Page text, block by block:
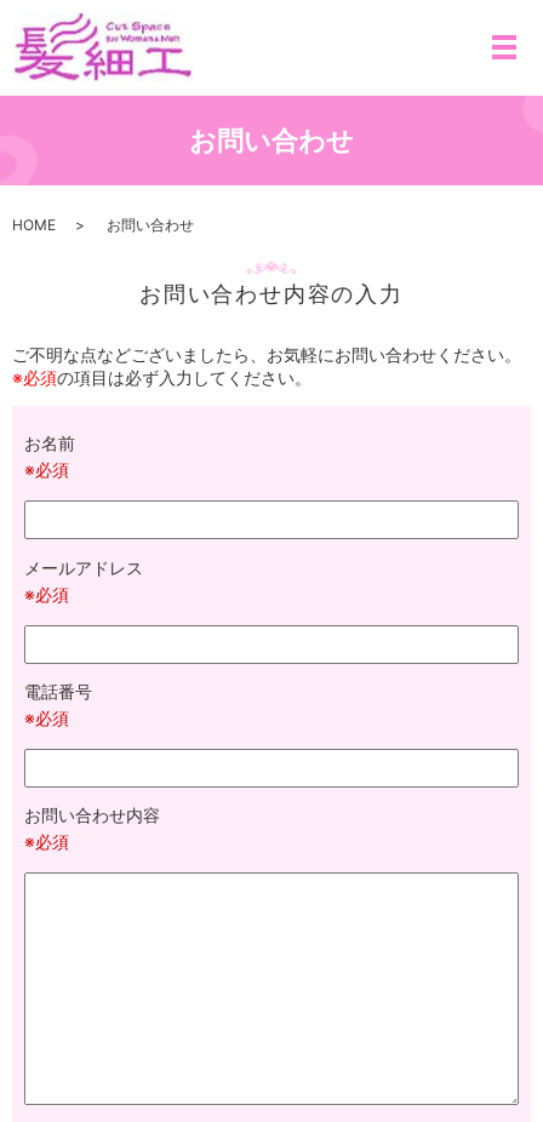
メ
お問い合わせ
HOME お問い合わせ
お問い合わせ内容の入力
ご不明な点などございましたら、お気軽にお問い合わせください。
※必須の項目は必ず入力してください。
お名前
※必須
メールアドレス
※必須
電話番号
※必須
お問い合わせ内容
※必須